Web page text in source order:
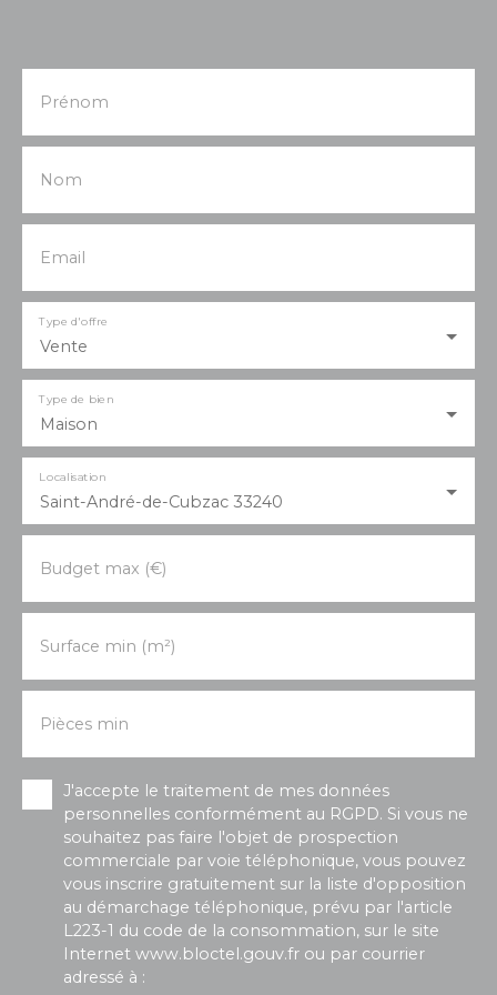
Prénom
Nom
Email
Vente
Type d'offre
Maison
Type de bien
Saint-André-de-Cubzac 33240
Localisation
Budget max (€)
Surface min (m²)
Pièces min
J'accepte le traitement de mes données
personnelles conformément au RGPD. Si vous ne
souhaitez pas faire l'objet de prospection
commerciale par voie téléphonique, vous pouvez
vous inscrire gratuitement sur la liste d'opposition
au démarchage téléphonique, prévu par l'article
L223-1 du code de la consommation, sur le site
Internet www.bloctel.gouv.fr ou par courrier
adressé à :